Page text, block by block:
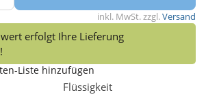
inkl. MwSt. zzgl.Versand
erfolgt Ihre Lieferung
Liste hinzufügen
Flüssigkeit